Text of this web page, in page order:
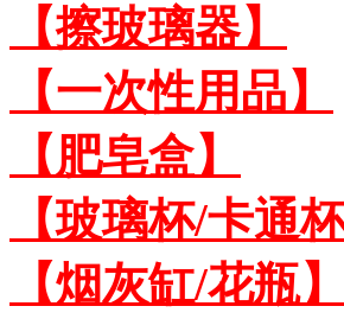
【擦玻璃器】
【一次性用品】
【肥皂盒】
【玻璃杯/卡通
【烟灰缸/花瓶】